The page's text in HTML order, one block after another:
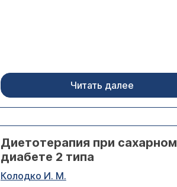
Читать далее
Диетотерапия при сахарном
диабете 2 типа
Колодко И. М.